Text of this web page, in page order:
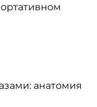
анатомия